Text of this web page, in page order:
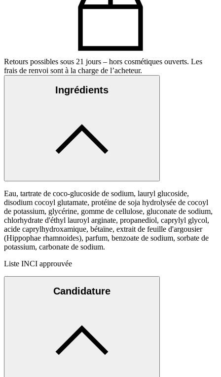
Retours possibles sous 21 jours – hors cosmétiques ouverts. Les
frais de renvoi sont à la charge de l’acheteur.
Ingrédients
Eau, tartrate de coco-glucoside de sodium, lauryl glucoside,
disodium cocoyl glutamate, protéine de soja hydrolysée de cocoyl
de potassium, glycérine, gomme de cellulose, gluconate de sodium,
chlorhydrate d'éthyl lauroyl arginate, propanediol, caprylyl glycol,
acide caprylhydroxamique, bétaïne, extrait de feuille d'argousier
(Hippophae rhamnoides), parfum, benzoate de sodium, sorbate de
potassium, carbonate de sodium.
Liste INCI approuvée
Candidature